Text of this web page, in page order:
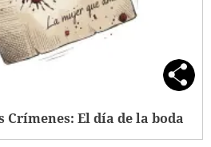
Crímenes: El día de la boda